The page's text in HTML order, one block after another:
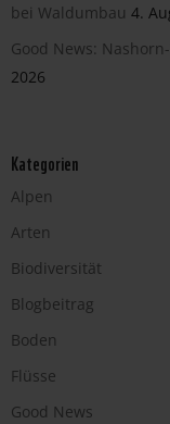
bei Waldumbau 4.
Good News:
2026
Kategorien
Alpen
Arten
Biodiversität
Blogbeitrag
Boden
Flüsse
Good News